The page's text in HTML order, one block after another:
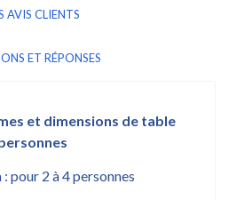
AVIS CLIENTS
ET RÉPONSES
et dimensions de table
pour 2 à 4 personnes